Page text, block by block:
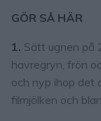
GÖR SÅ HÄR
1. Sätt ugnen på
havregryn, frön
och nyp ihop det
filmjölken och